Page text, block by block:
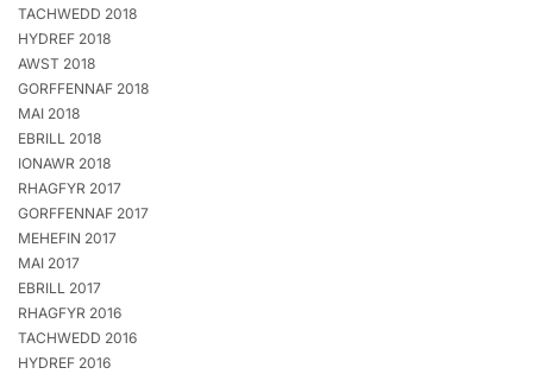
TACHWEDD 2018
HYDREF 2018
AWST 2018
GORFFENNAF 2018
MAI 2018
EBRILL 2018
IONAWR 2018
RHAGFYR 2017
GORFFENNAF 2017
MEHEFIN 2017
MAI 2017
EBRILL 2017
RHAGFYR 2016
TACHWEDD 2016
HYDREF 2016